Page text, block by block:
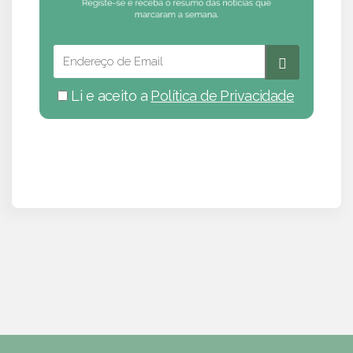
Li e aceito a Política de Privacidade